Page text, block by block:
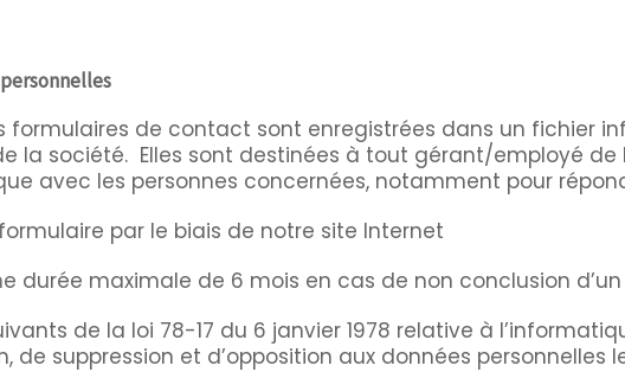
formulaires de contact sont enregistrées dans un fichier
la société. Elles sont destinées à tout gérant/employé de
avec les personnes concernées, notamment pour
par le biais de notre site Internet
durée maximale de 6 mois en cas de non conclusion
de la loi 78-17 du 6 janvier 1978 relative à
de suppression et d’opposition aux données personnelles